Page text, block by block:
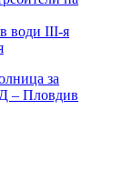
води III-я